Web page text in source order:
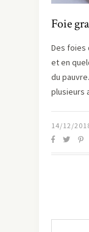
Foie
Des foies
et en
du
plusieurs
14/12/